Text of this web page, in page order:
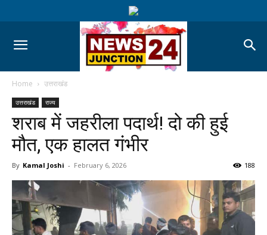
Home उत्तराखंड
उत्तराखंड राज्य
शराब में जहरीला पदार्थ! दो की हुई
मौत, एक हालत गंभीर
By Kamal Joshi - February 6, 2026 188